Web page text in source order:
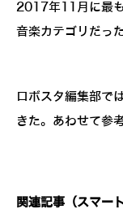
2017年11月に最
音楽カテゴリだった
ロボスタ編集部で
きた。あわせて参
関連記事（スマー